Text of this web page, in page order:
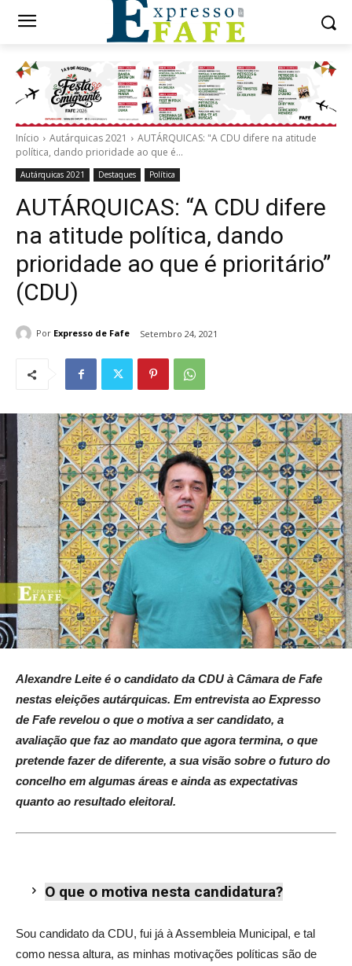
Início Autárquicas 2021
AUTÁRQUICAS: "A CDU difere na atitude
política, dando prioridade ao que é...
Autárquicas 2021 Destaques Política
AUTÁRQUICAS: “A CDU difere
na atitude política, dando
prioridade ao que é prioritário”
(CDU)
Por Expresso de Fafe Setembro 24, 2021
Alexandre Leite é o candidato da CDU à Câmara de Fafe
nestas eleições autárquicas. Em entrevista ao Expresso
de Fafe revelou o que o motiva a ser candidato, a
avaliação que faz ao mandato que agora termina, o que
pretende fazer de diferente, a sua visão sobre o futuro do
concelho em algumas áreas e ainda as expectativas
quanto ao resultado eleitoral.
O que o motiva nesta candidatura?
Sou candidato da CDU, fui já à Assembleia Municipal, e tal
como nessa altura, as minhas motivações políticas são de